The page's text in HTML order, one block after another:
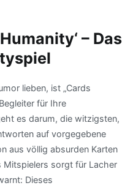
– Das
lieben, ist „Cards
für Ihre
es darum, die witzigsten,
auf vorgegebene
aus völlig absurden Karten
Mitspielers sorgt für Lacher
Dieses